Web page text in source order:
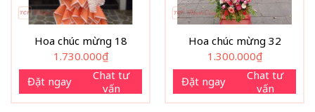
Hoa chúc mừng 18
1.730.000₫
Đặt ngay
Chat tư
vấn
Hoa chúc mừng 32
1.300.000₫
Đặt ngay
Chat tư
vấn